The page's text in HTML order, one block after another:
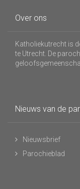
Over ons
Katholiekutrecht is
te Utrecht. De
Nieuws van de
Nieuwsbrief
Parochieblad